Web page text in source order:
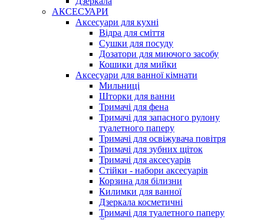
АКСЕСУАРИ
Аксесуари для кухні
Відра для сміття
Сушки для посуду
Дозатори для миючого засобу
Кошики для мийки
Аксесуари для ванної кімнати
Мильниці
Шторки для ванни
Тримачі для фена
Тримачі для запасного рулону
туалетного паперу
Тримачі для освіжувача повітря
Тримачі для зубних щіток
Тримачі для аксесуарів
Стійки - набори аксесуарів
Корзина для білизни
Килимки для ванної
Дзеркала косметичні
Тримачі для туалетного паперу